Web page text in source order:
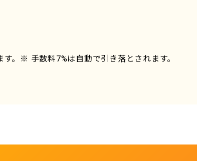
。※ 手数料7%は自動で引き落とされます。